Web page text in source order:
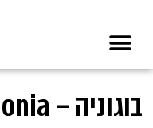
בוגוניה – Bugonia (שלישי זהב)